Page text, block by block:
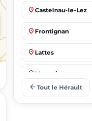
place Castelnau-le-Lez
place Frontignan
place Lattes
place Mauguio
arrow_back Tout le Hérault